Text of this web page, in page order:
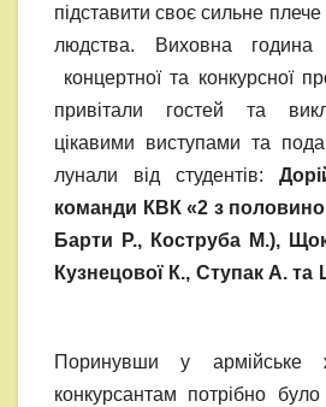
підставити своє сильне плече
людства. Виховна
концертної та конкурсної
привітали гостей та
цікавими виступами та
лунали від студентів:
команди КВК «2 з
Барти Р., Коструба М.),
Кузнецової К., Ступак
Поринувши у армійське
конкурсантам потрібно